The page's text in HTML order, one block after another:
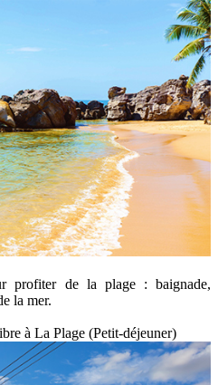
profiter de la plage : baignade,
la mer.
à La Plage (Petit-déjeuner)